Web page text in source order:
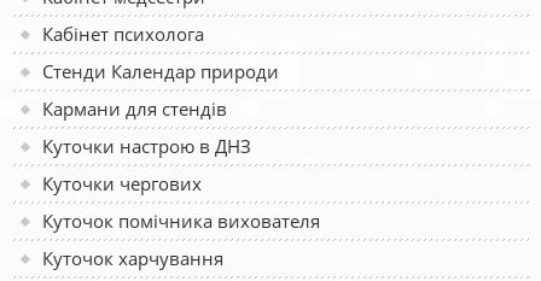
Кабінет психолога
Стенди Календар природи
Кармани для стендів
Куточки настрою в ДНЗ
Куточки чергових
Куточок помічника вихователя
Куточок харчування